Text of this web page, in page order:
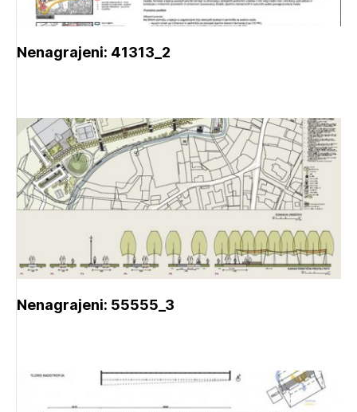
Nenagrajeni: 41313_2
Nenagrajeni: 55555_3